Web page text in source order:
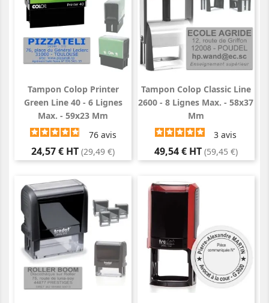
Tampon Colop Printer
Green Line 40 - 6 Lignes
Max. - 59x23 Mm
76 avis
Prix
24,57 € HT (29,49 €)
Tampon Colop Classic Line
2600 - 8 Lignes Max. - 58x37
Mm
3avis
Prix
49,54 € HT (59,45 €)